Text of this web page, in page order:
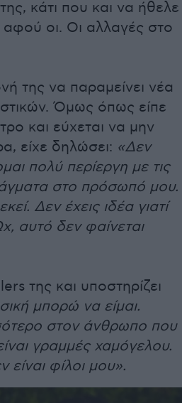
κάτι που και να ήθελε
οι. Οι αλλαγές στο
της να παραμείνει νέα
Όμως όπως είπε
και εύχεται να μην
είχε δηλώσει: «Δεν
πολύ περίεργη με τις
στο πρόσωπό μου.
Δεν έχεις ιδέα γιατί
αυτό δεν φαίνεται
της και υποστηρίζει
μπορώ να είμαι.
στον άνθρωπο που
γραμμές χαμόγελου.
φίλοι μου».